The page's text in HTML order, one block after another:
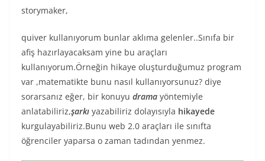
storymaker,
quiver kullanıyorum bunlar aklıma gelenler..Sınıfa bir
afiş hazırlayacaksam yine bu araçları
kullanıyorum.Örneğin hikaye oluşturduğumuz program
var ,matematikte bunu nasıl kullanıyorsunuz? diye
sorarsanız eğer, bir konuyu drama yöntemiyle
anlatabiliriz,şarkı yazabiliriz dolayısıyla hikayede
kurgulayabiliriz.Bunu web 2.0 araçları ile sınıfta
öğrenciler yaparsa o zaman tadından yenmez.